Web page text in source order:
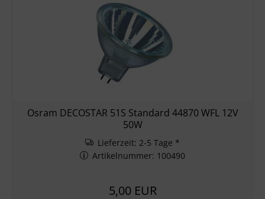
Osram DECOSTAR 51S Standard 44870 WFL 12V
50W
Lieferzeit: 2-5 Tage *
Artikelnummer: 100490
5,00 EUR